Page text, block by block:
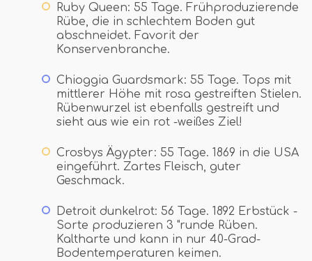
Ruby Queen: 55 Tage. Frühproduzierende
Rübe, die in schlechtem Boden gut
abschneidet. Favorit der
Konservenbranche.
Chioggia Guardsmark: 55 Tage. Tops mit
mittlerer Höhe mit rosa gestreiften Stielen.
Rübenwurzel ist ebenfalls gestreift und
sieht aus wie ein rot -weißes Ziel!
Crosbys Ägypter: 55 Tage. 1869 in die USA
eingeführt. Zartes Fleisch, guter
Geschmack.
Detroit dunkelrot: 56 Tage. 1892 Erbstück -
Sorte produzieren 3 "runde Rüben.
Kaltharte und kann in nur 40-Grad-
Bodentemperaturen keimen.